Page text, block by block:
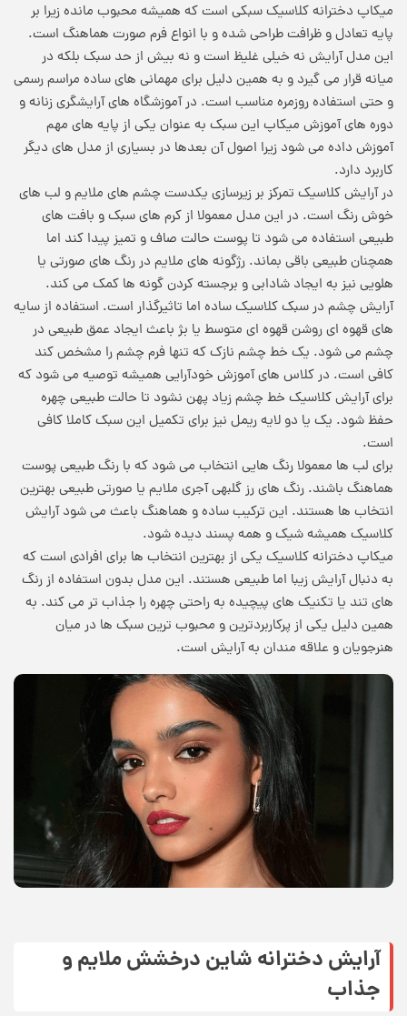
میکاپ دخترانه کلاسیک سبکی است که همیشه محبوب مانده زیرا بر
پایه تعادل و ظرافت طراحی شده و با انواع فرم صورت هماهنگ است.
این مدل آرایش نه خیلی غلیظ است و نه بیش از حد سبک بلکه در
میانه قرار می گیرد و به همین دلیل برای مهمانی های ساده مراسم رسمی
و حتی استفاده روزمره مناسب است. در آموزشگاه های آرایشگری زنانه و
دوره های آموزش میکاپ این سبک به عنوان یکی از پایه های مهم
آموزش داده می شود زیرا اصول آن بعدها در بسیاری از مدل های دیگر
کاربرد دارد.
در آرایش کلاسیک تمرکز بر زیرسازی یکدست چشم های ملایم و لب های
خوش رنگ است. در این مدل معمولا از کرم های سبک و بافت های
طبیعی استفاده می شود تا پوست حالت صاف و تمیز پیدا کند اما
همچنان طبیعی باقی بماند. رژگونه های ملایم در رنگ های صورتی یا
هلویی نیز به ایجاد شادابی و برجسته کردن گونه ها کمک می کند.
آرایش چشم در سبک کلاسیک ساده اما تاثیرگذار است. استفاده از سایه
های قهوه ای روشن قهوه ای متوسط یا بژ باعث ایجاد عمق طبیعی در
چشم می شود. یک خط چشم نازک که تنها فرم چشم را مشخص کند
کافی است. در کلاس های آموزش خودآرایی همیشه توصیه می شود که
برای آرایش کلاسیک خط چشم زیاد پهن نشود تا حالت طبیعی چهره
حفظ شود. یک یا دو لایه ریمل نیز برای تکمیل این سبک کاملا کافی
است.
برای لب ها معمولا رنگ هایی انتخاب می شود که با رنگ طبیعی پوست
هماهنگ باشند. رنگ های رز گلبهی آجری ملایم یا صورتی طبیعی بهترین
انتخاب ها هستند. این ترکیب ساده و هماهنگ باعث می شود آرایش
کلاسیک همیشه شیک و همه پسند دیده شود.
میکاپ دخترانه کلاسیک یکی از بهترین انتخاب ها برای افرادی است که
به دنبال آرایش زیبا اما طبیعی هستند. این مدل بدون استفاده از رنگ
های تند یا تکنیک های پیچیده به راحتی چهره را جذاب تر می کند. به
همین دلیل یکی از پرکاربردترین و محبوب ترین سبک ها در میان
هنرجویان و علاقه مندان به آرایش است.
آرایش دخترانه شاین درخشش ملایم و
جذاب